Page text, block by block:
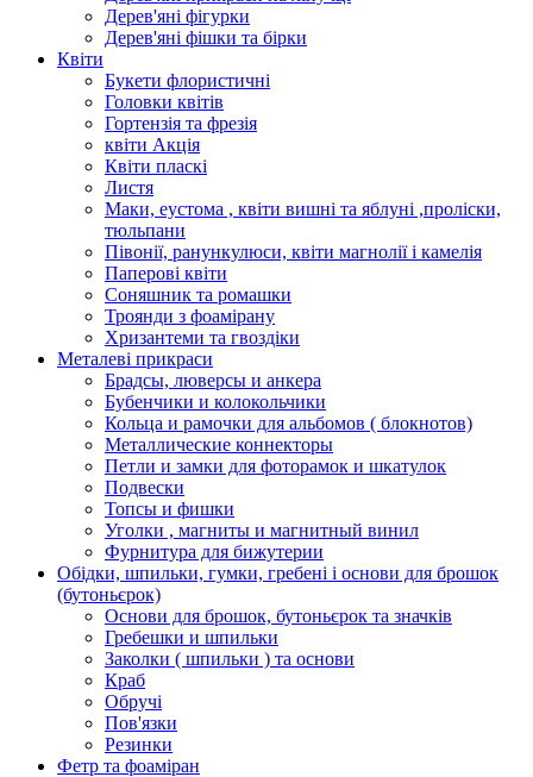
Дерев'яні фігурки
Дерев'яні фішки та бірки
Квіти
Букети флористичні
Головки квітів
Гортензія та фрезія
квіти Акція
Квіти пласкі
Листя
Маки, еустома , квіти вишні та яблуні ,проліски,
тюльпани
Півонії, ранункулюси, квіти магнолії і камелія
Паперові квіти
Соняшник та ромашки
Троянди з фоамірану
Хризантеми та гвоздіки
Металеві прикраси
Брадсы, люверсы и анкера
Бубенчики и колокольчики
Кольца и рамочки для альбомов ( блокнотов)
Металлические коннекторы
Петли и замки для фоторамок и шкатулок
Подвески
Топсы и фишки
Уголки , магниты и магнитный винил
Фурнитура для бижутерии
Обідки, шпильки, гумки, гребені і основи для брошок
(бутоньєрок)
Основи для брошок, бутоньєрок та значків
Гребешки и шпильки
Заколки ( шпильки ) та основи
Краб
Обручі
Пов'язки
Резинки
Фетр та фоаміран